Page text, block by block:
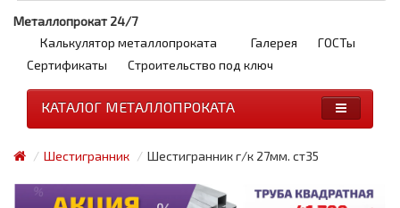
Металлопрокат 24/7
Калькулятор металлопроката
Галерея
ГОСТы
Сертификаты
Строительство под ключ
КАТАЛОГ МЕТАЛЛОПРОКАТА
Шестигранник Шестигранник г/к 27мм. ст35